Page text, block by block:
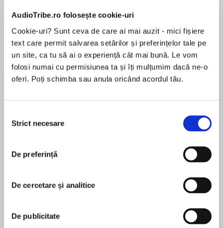
AudioTribe.ro folosește cookie-uri
Cookie-uri? Sunt ceva de care ai mai auzit - mici fișiere
text care permit salvarea setărilor și preferințelor tale pe
un site, ca tu să ai o experiență cât mai bună. Le vom
folosi numai cu permisiunea ta și îți mulțumim dacă ne-o
oferi. Poți schimba sau anula oricând acordul tău.
consimțământului
Strict necesare
De preferință
De cercetare și analitice
De publicitate
Desprecarte
Set sail with the funniest pirate on the seven
Pirate Blunderbeard is on a voyage with his
Blunderbeard hopes it will be like a holiday
cruise, ice-cream, deck chairs and maybe a bit
of swimming. But Grandpa Greybeard is on a
mission. He wants to get his favourite ship back
wants Blunderbeard to help. What could
În acest moment nu există recenzii